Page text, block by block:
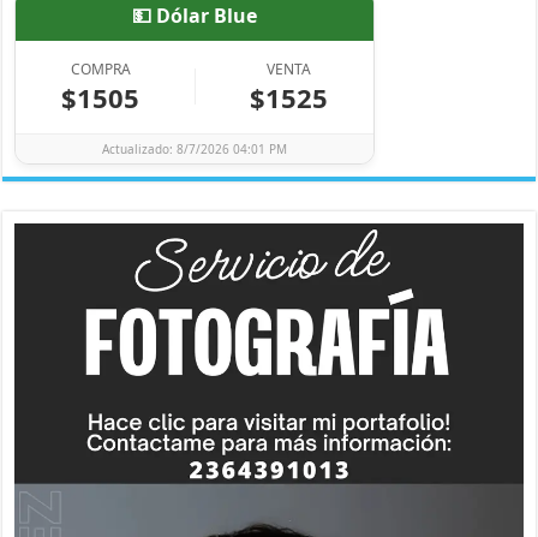
💵 Dólar Blue
COMPRA
$1505
VENTA
$1525
Actualizado: 8/7/2026 04:01 PM